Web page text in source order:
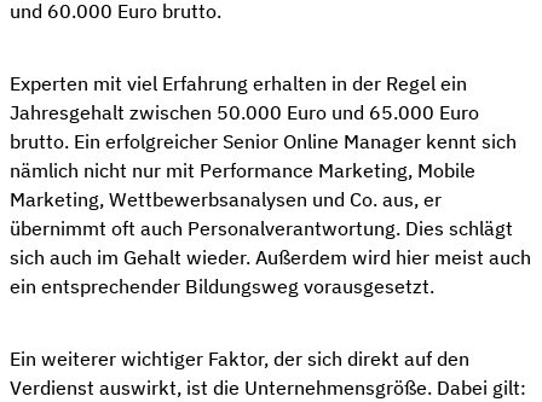
und 60.000 Euro brutto.
Experten mit viel Erfahrung erhalten in der Regel ein
Jahresgehalt zwischen 50.000 Euro und 65.000 Euro
brutto. Ein erfolgreicher Senior Online Manager kennt sich
nämlich nicht nur mit Performance Marketing, Mobile
Marketing, Wettbewerbsanalysen und Co. aus, er
übernimmt oft auch Personalverantwortung. Dies schlägt
sich auch im Gehalt wieder. Außerdem wird hier meist auch
ein entsprechender Bildungsweg vorausgesetzt.
Ein weiterer wichtiger Faktor, der sich direkt auf den
Verdienst auswirkt, ist die Unternehmensgröße. Dabei gilt: